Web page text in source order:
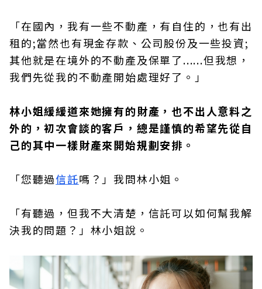
「在國內，我有一些不動產，有自住的，也有出
租的;當然也有現金存款、公司股份及一些投資;
其他就是在境外的不動產及保單了......但我想，
我們先從我的不動產開始處理好了。」
林小姐緩緩道來她擁有的財產，也不出人意料之
外的，初次會談的客戶，總是謹慎的希望先從自
己的其中一樣財產來開始規劃安排。
「您聽過信託嗎？」我問林小姐。
「有聽過，但我不大清楚，信託可以如何幫我解
決我的問題？」林小姐說。